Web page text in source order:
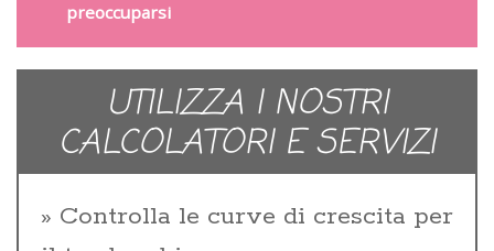
preoccuparsi
UTILIZZA I NOSTRI
CALCOLATORI E SERVIZI
Controlla le curve di crescita per